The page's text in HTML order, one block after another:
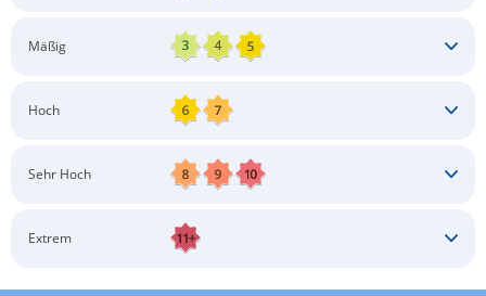
Mäßig
Langärmlige Bekleidung
Hoch
Langärmlige Bekleidung
Sonnenbrille
Sehr Hoch
Langärmlige Bekleidung
Extrem